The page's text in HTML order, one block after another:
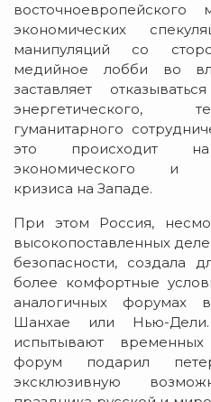
экономических
манипуляций со
медийное лобби во
заставляет
энергетического,
гуманитарного
это происходит
экономического и
кризиса на Западе.
При этом Россия,
высокопоставленных
безопасности, создала
более комфортные
аналогичных форумах
Шанхае или Нью-
испытывают
форум подарил
эксклюзивную